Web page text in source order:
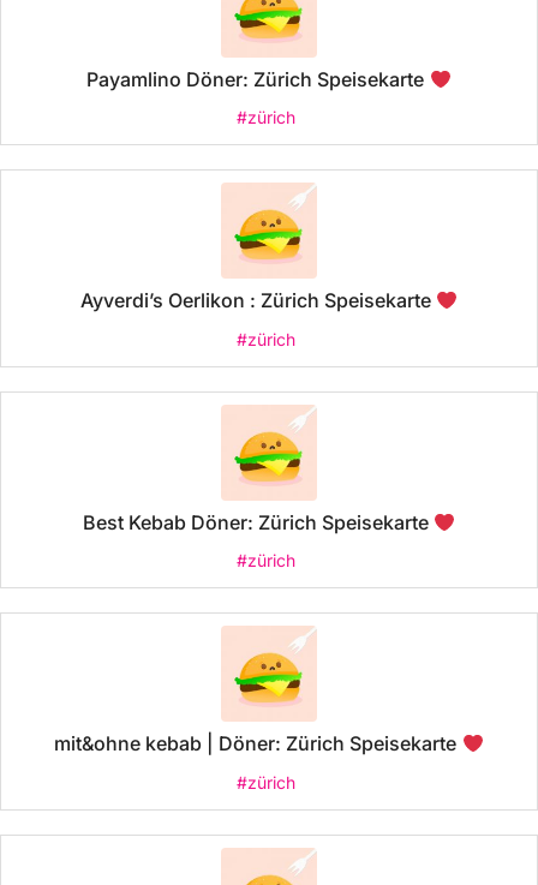
Payamlino Döner: Zürich Speisekarte
#zürich
Ayverdi’s Oerlikon : Zürich Speisekarte
#zürich
Best Kebab Döner: Zürich Speisekarte
#zürich
mit&ohne kebab | Döner: Zürich Speisekarte
#zürich